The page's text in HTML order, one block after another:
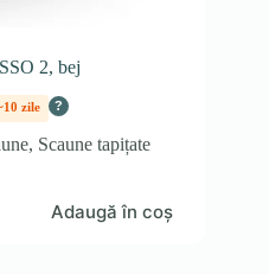
2, bej
zile ?
, Scaune tapițate
Adaugă în coș